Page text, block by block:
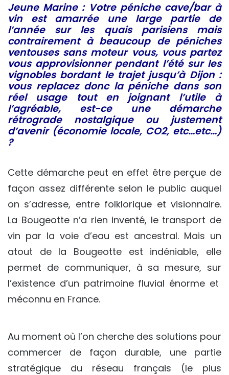
Jeune Marine : Votre péniche cave/bar à
vin est amarrée une large partie de
l’année sur les quais parisiens mais
contrairement à beaucoup de péniches
ventouses sans moteur vous, vous partez
vous approvisionner pendant l’été sur les
vignobles bordant le trajet jusqu’à Dijon :
vous replacez donc la péniche dans son
réel usage tout en joignant l’utile à
l’agréable, est-ce une démarche
rétrograde nostalgique ou justement
d’avenir (économie locale, CO2, etc…etc…)
?
Cette démarche peut en effet être perçue de
façon assez différente selon le public auquel
on s’adresse, entre folklorique et visionnaire.
La Bougeotte n’a rien inventé, le transport de
vin par la voie d’eau est ancestral. Mais un
atout de la Bougeotte est indéniable, elle
permet de communiquer, à sa mesure, sur
l’existence d’un patrimoine fluvial énorme et
méconnu en France.
Au moment où l’on cherche des solutions pour
commercer de façon durable, une partie
stratégique du réseau français (le plus